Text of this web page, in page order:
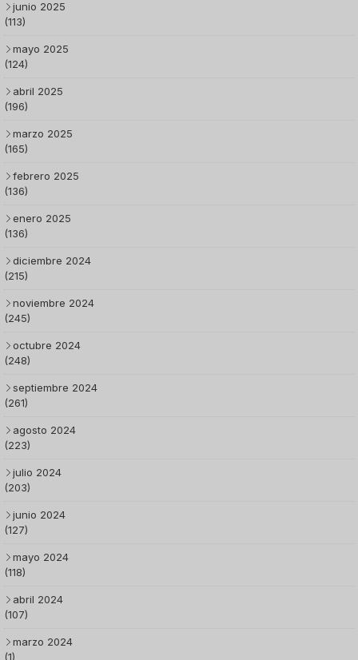
junio 2025
(113)
mayo 2025
(124)
abril 2025
(196)
marzo 2025
(165)
febrero 2025
(136)
enero 2025
(136)
diciembre 2024
(215)
noviembre 2024
(245)
octubre 2024
(248)
septiembre 2024
(261)
agosto 2024
(223)
julio 2024
(203)
junio 2024
(127)
mayo 2024
(118)
abril 2024
(107)
marzo 2024
(1)